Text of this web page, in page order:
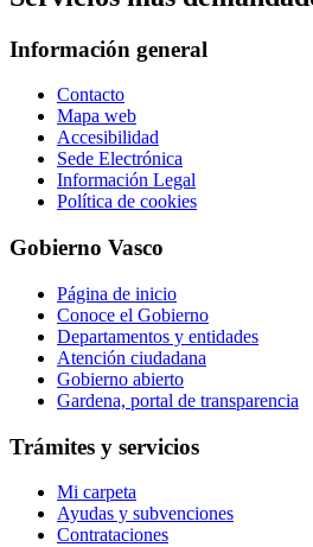
Información general
Contacto
Mapa web
Accesibilidad
Sede Electrónica
Información Legal
Política de cookies
Gobierno Vasco
Página de inicio
Conoce el Gobierno
Departamentos y entidades
Atención ciudadana
Gobierno abierto
Gardena, portal de transparencia
Trámites y servicios
Mi carpeta
Ayudas y subvenciones
Contrataciones